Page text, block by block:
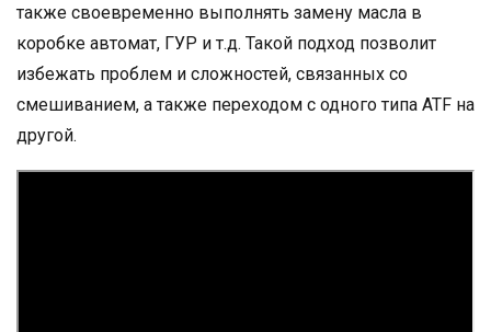
также своевременно выполнять замену масла в
коробке автомат, ГУР и т.д. Такой подход позволит
избежать проблем и сложностей, связанных со
смешиванием, а также переходом с одного типа ATF на
другой.